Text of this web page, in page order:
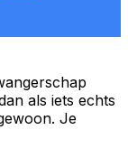
als iets echts
Je